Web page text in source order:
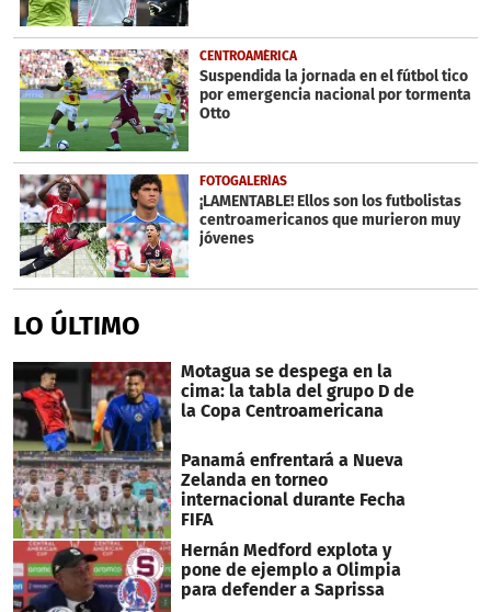
CENTROAMÉRICA
Suspendida la jornada en el fútbol tico
por emergencia nacional por tormenta
Otto
FOTOGALERÍAS
¡LAMENTABLE! Ellos son los futbolistas
centroamericanos que murieron muy
jóvenes
LO ÚLTIMO
Motagua se despega en la
cima: la tabla del grupo D de
la Copa Centroamericana
Panamá enfrentará a Nueva
Zelanda en torneo
internacional durante Fecha
FIFA
Hernán Medford explota y
pone de ejemplo a Olimpia
para defender a Saprissa